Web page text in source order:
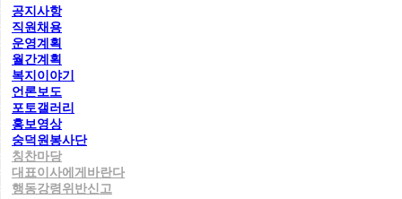
공지사항
직원채용
운영계획
월간계획
복지이야기
언론보도
포토갤러리
홍보영상
숭덕원봉사단
칭찬마당
대표이사에게바란다
행동강령위반신고